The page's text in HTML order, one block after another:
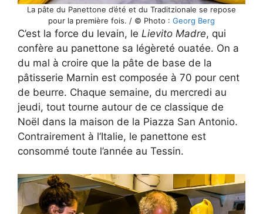
La pâte du Panettone d’été et du Traditzionale se repose
pour la première fois. / © Photo : Georg Berg
C’est la force du levain, le Lievito Madre, qui
confère au panettone sa légèreté ouatée. On a
du mal à croire que la pâte de base de la
pâtisserie Marnin est composée à 70 pour cent
de beurre. Chaque semaine, du mercredi au
jeudi, tout tourne autour de ce classique de
Noël dans la maison de la Piazza San Antonio.
Contrairement à l’Italie, le panettone est
consommé toute l’année au Tessin.